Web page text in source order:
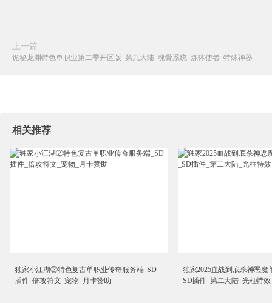
上一篇
诡秘龙渊特色单职业第二季开区版_第九大陆_魂骨系统_炼体使者_特殊神器
相关推荐
独家小江湖②特色复古单职业传奇服务端_SD
插件_倍攻符文_宠物_月卡赞助
独家2025血战到底杀神恶魔
SD插件_第二大陆_光柱特效